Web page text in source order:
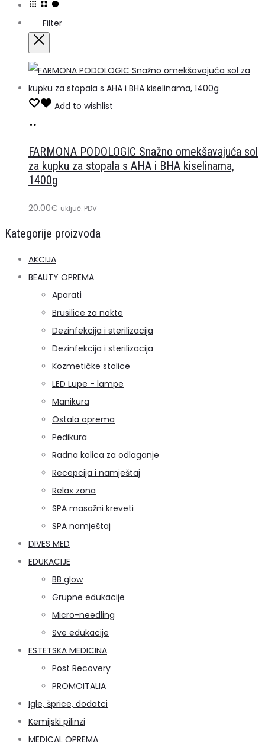
rezultat
Filter
Add to wishlist
košaricu
FARMONA PODOLOGIC Snažno omekšavajuća sol
za kupku za stopala s AHA i BHA kiselinama,
1400g
20.00€ uključ. PDV
Kategorije proizvoda
AKCIJA
BEAUTY OPREMA
Aparati
Brusilice za nokte
Dezinfekcija i sterilizacija
Dezinfekcija i sterilizacija
Kozmetičke stolice
LED Lupe - lampe
Manikura
Ostala oprema
Pedikura
Radna kolica za odlaganje
Recepcija i namještaj
Relax zona
SPA masažni kreveti
SPA namještaj
DIVES MED
EDUKACIJE
BB glow
Grupne edukacije
Micro-needling
Sve edukacije
ESTETSKA MEDICINA
Post Recovery
PROMOITALIA
Igle, šprice, dodatci
Kemijski pilinzi
MEDICAL OPREMA